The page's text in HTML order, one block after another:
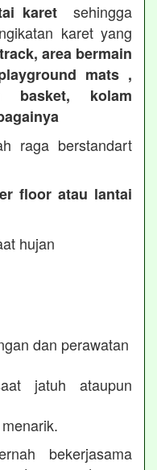
karet sehingga
karet yang
area bermain
mats ,
basket, kolam
raga berstandart
floor atau lantai
hujan
dan perawatan
jatuh ataupun
bekerjasama